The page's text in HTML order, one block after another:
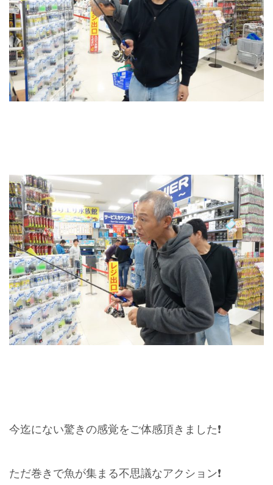
今迄にない驚きの感覚をご体感頂きました❗️
ただ巻きで魚が集まる不思議なアクション❗️